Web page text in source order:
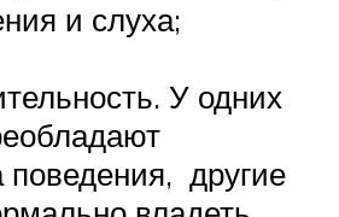
и слуха;
У одних
поведения, другие